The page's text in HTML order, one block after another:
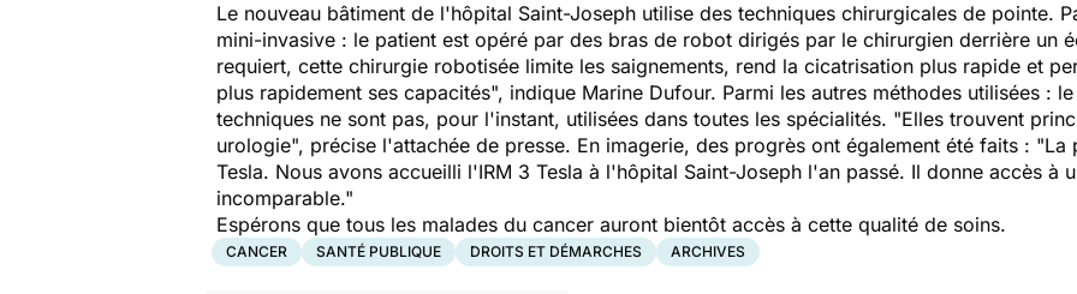
Le nouveau bâtiment de l'hôpital Saint-Joseph utilise des techniques chirurgicales de pointe.
mini-invasive : le patient est opéré par des bras de robot dirigés par le chirurgien derrière un
requiert, cette chirurgie robotisée limite les saignements, rend la cicatrisation plus rapide et
plus rapidement ses capacités", indique Marine Dufour. Parmi les autres méthodes utilisées :
techniques ne sont pas, pour l'instant, utilisées dans toutes les spécialités. "Elles trouvent
urologie", précise l'attachée de presse. En imagerie, des progrès ont également été faits : "La
Tesla. Nous avons accueilli l'IRM 3 Tesla à l'hôpital Saint-Joseph l'an passé. Il donne accès à
incomparable."
Espérons que tous les malades du cancer auront bientôt accès à cette qualité de soins.
CANCER SANTÉ PUBLIQUE DROITS ET DÉMARCHES ARCHIVES